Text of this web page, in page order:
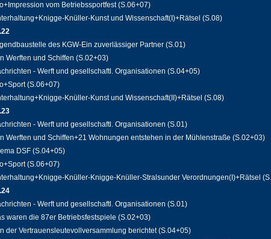
vom Betriebssportfest (S.06+07)
Knüller-Kunst und Wissenschaft(I)+Rätsel (S.08)
des KGW-Ein zuverlässiger Partner (S.01)
Werften und Schiffen (S.02+03)
- Werft und gesellschaftl. Organisationen (S.04+05)
(S.06+07)
Knüller-Kunst und Wissenschaft(II)+Rätsel (S.08)
- Werft und gesellschaftl. Organisationen (S.01)
Werften und Schiffen+21 Wohnungen entstehen in der Mühlenstraße (S.02+03)
DSF (S.04+05)
(S.06+07)
Knüller-Knigge-Knüller-Stralsunder Verordnungen(I)+Rätsel
- Werft und gesellschaftl. Organisationen (S.01)
waren die 87er Betriebsfestspiele (S.02+03)
der Vertrauensleutevollversammlung berichtet (S.04+05)